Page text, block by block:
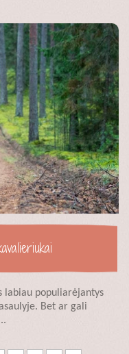
labiau populiarėjantys
Bet ar gali